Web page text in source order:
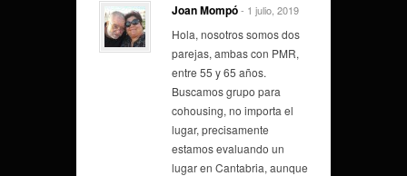
Joan Mompó- 1 julio, 2019
Hola, nosotros somos dos
parejas, ambas con PMR,
entre 55 y 65 años.
Buscamos grupo para
cohousing, no importa el
lugar, precisamente
estamos evaluando un
lugar en Cantabria, aunque